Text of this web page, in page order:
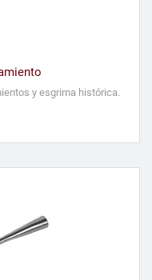
y esgrima histórica.